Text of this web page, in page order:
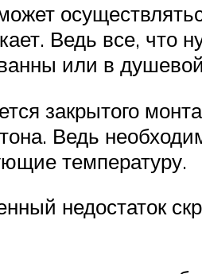
Ведь все, что
или в
закрытого
Ведь
температуру.
недостаток